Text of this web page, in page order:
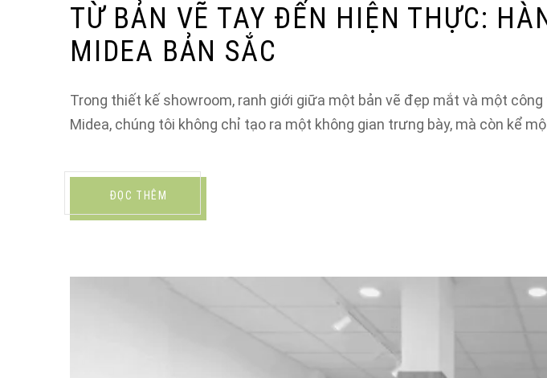
TỪ BẢN VẼ TAY ĐẾN HIỆN THỰC:
MIDEA BẢN SẮC
Trong thiết kế showroom, ranh giới giữa một bản vẽ đẹp mắt và một
Midea, chúng tôi không chỉ tạo ra một không gian trưng bày, mà còn kể
ĐỌC THÊM